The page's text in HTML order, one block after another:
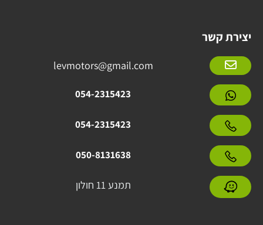
יצירת קשר
levmotors@gmail.com
054-2315423
054-2315423
050-8131638
תמנע 11 חולון